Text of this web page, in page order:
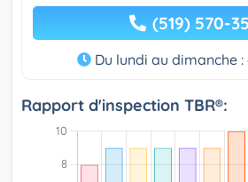
(519) 570-
Du lundi au dimanche :
Rapport d'inspection TBR®: